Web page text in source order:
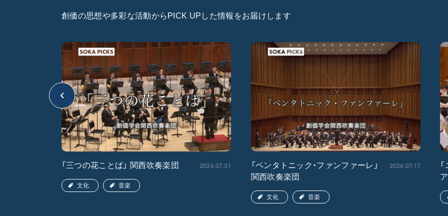
創価の思想や多彩な活動からPICK UPした情報をお届けします
「三つの花ことば」 関西吹奏楽団 2026.07.31
文化 音楽
「ペンタトニック・ファンファーレ」
関西吹奏楽団
2026.07.17
文化 音楽